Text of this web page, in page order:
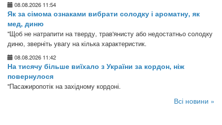
08.08.2026 11:54
Як за сімома ознаками вибрати солодку і ароматну, як
мед, диню
"Щоб не натрапити на тверду, трав'янисту або недостатньо солодку
диню, зверніть увагу на кілька характеристик.
08.08.2026 11:42
На тисячу більше виїхало з України за кордон, ніж
повернулося
"Пасажиропотік на західному кордоні.
Всі новини »